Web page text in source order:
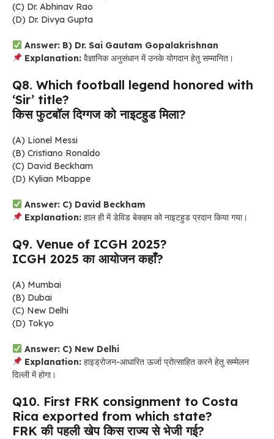
(C) Dr. Abhinav Rao
(D) Dr. Divya Gupta
Answer: B) Dr. Sai Gautam Gopalakrishnan
Explanation:वैज्ञानिक अनुसंधान में उनके योगदान हेतु सम्मानित।
Q8. Which football legend honored with
‘Sir’ title?
किस फुटबॉल दिग्गज को नाइटहुड मिला?
(A) Lionel Messi
(B) Cristiano Ronaldo
(C) David Beckham
(D) Kylian Mbappe
Answer: C) David Beckham
Explanation:हाल ही में डेविड बेकहम को नाइटहुड प्रदान किया गया।
Q9. Venue of ICGH 2025?
ICGH 2025 का आयोजन कहाँ?
(A) Mumbai
(B) Dubai
(C) New Delhi
(D) Tokyo
Answer: C) New Delhi
Explanation:हाइड्रोजन-आधारित ऊर्जा प्रोत्साहित करने हेतु सम्मेलन
दिल्ली में होगा।
Q10. First FRK consignment to Costa
Rica exported from which state?
FRK की पहली खेप किस राज्य से भेजी गई?